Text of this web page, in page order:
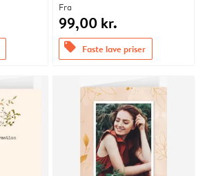
Fra
99,00 kr.
offers Faste lave priser